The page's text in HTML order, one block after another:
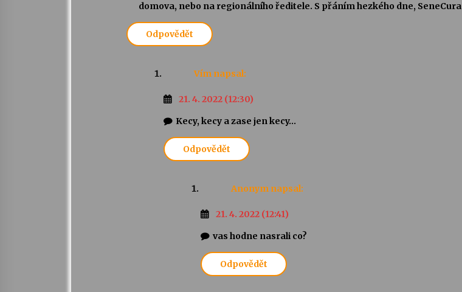
domova, nebo na regionálního ředitele. S přáním hezkého dne, SeneCura
Odpovědět
Vím napsal:
21. 4. 2022 (12:30)
Kecy, kecy a zase jen kecy…
Odpovědět
Anonym napsal:
21. 4. 2022 (12:41)
vas hodne nasrali co?
Odpovědět